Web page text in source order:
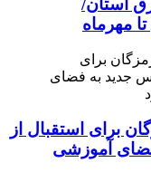
برای استقبال از
فضای آموزشی